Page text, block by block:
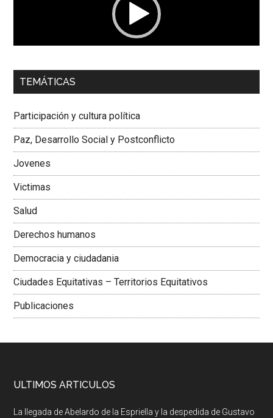
00:00 01:04
Dra. Carolina Corcho Mejía,Presidenta Corporación
Colombiana
TEMÁTICAS
Participación y cultura política
Paz, Desarrollo Social y Postconflicto
Jovenes
Victimas
Salud
Derechos humanos
Democracia y ciudadania
Ciudades Equitativas – Territorios Equitativos
Publicaciones
ULTIMOS ARTICULOS
La llegada de Abelardo de la Espriella y la despedida de Gustavo